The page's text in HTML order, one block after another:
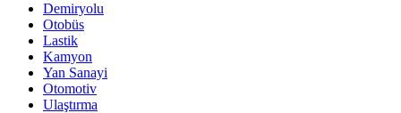
Demiryolu
Otobüs
Lastik
Kamyon
Yan Sanayi
Otomotiv
Ulaştırma